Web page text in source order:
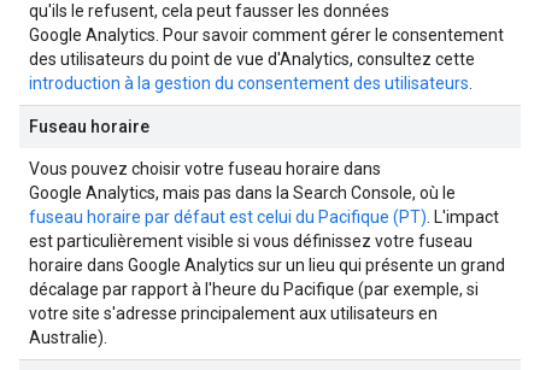
qu'ils le refusent, cela peut fausser les données
Google Analytics. Pour savoir comment gérer le consentement
des utilisateurs du point de vue d'Analytics, consultez cette
introduction à la gestion du consentement des utilisateurs.
Fuseau horaire
Vous pouvez choisir votre fuseau horaire dans
Google Analytics, mais pas dans la Search Console, où le
fuseau horaire par défaut est celui du Pacifique (PT). L'impact
est particulièrement visible si vous définissez votre fuseau
horaire dans Google Analytics sur un lieu qui présente un grand
décalage par rapport à l'heure du Pacifique (par exemple, si
votre site s'adresse principalement aux utilisateurs en
Australie).